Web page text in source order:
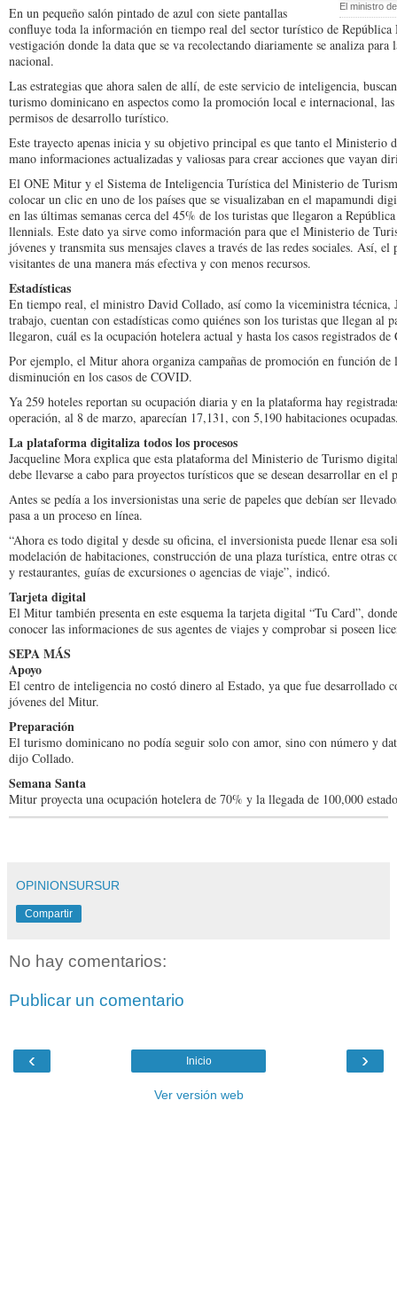
El ministro
En un pequeño salón pin­tado de azul con siete pan­tallas
confluye toda la in­formación en tiempo real del sector turístico de
vestigación donde la da­ta que se va recolectando diariamente se analiza
nacional.
Las estrategias que aho­ra salen de allí, de este ser­vicio de inteligencia,
turismo do­minicano en aspectos co­mo la promoción local e internacional,
permisos de desarrollo turístico.
Este trayecto apenas ini­cia y su objetivo principal es que tanto el Ministerio
mano in­formaciones actualizadas y valiosas para crear accio­nes que vayan
El ONE Mitur y el Sistema de Inteligencia Turística del Ministerio de
colocar un clic en uno de los países que se visuali­zaban en el mapamundi
en las últi­mas semanas cerca del 45% de los turistas que llegaron a
llennials. Este dato ya sirve como información para que el Ministerio de
jóvenes y trans­mita sus mensajes claves a través de las redes socia­les. Así,
visitantes de una manera más efectiva y con menos recursos.
Estadísticas
En tiempo real, el minis­tro David Collado, así co­mo la viceministra técnica,
trabajo, cuentan con estadísticas como quié­nes son los turistas que lle­gan al
llegaron, cuál es la ocupa­ción hotelera actual y has­ta los casos registrados
Por ejemplo, el Mitur aho­ra organiza campañas de promoción en función de
disminución en los casos de COVID.
Ya 259 hoteles reportan su ocupación diaria y en la plataforma hay
operación, al 8 de marzo, aparecían 17,131, con 5,190 habitaciones
La plataforma digitaliza todos los procesos
Jacqueline Mora explica que esta plataforma del Ministerio de Turismo
debe llevarse a cabo para pro­yectos turísticos que se desean desarrollar en el
Antes se pedía a los inver­sionistas una serie de pape­les que debían ser
pasa a un proce­so en línea.
“Ahora es todo digital y des­de su oficina, el inversionis­ta puede llenar esa
modelación de habitacio­nes, construcción de una plaza turística, entre otras
y restauran­tes, guías de excursiones o agencias de viaje”, indicó.
Tarjeta digital
El Mitur también presen­ta en este esquema la tarje­ta digital “Tu Card”,
conocer las in­formaciones de sus agentes de viajes y comprobar si po­seen
SEPA MÁS
Apoyo
El centro de inteligencia no costó dinero al Estado, ya que fue desarrollado
jóvenes del Mitur.
Preparación
El turismo dominicano no podía seguir solo con amor, sino con número y
dijo Collado.
Semana Santa
Mitur proyecta una ocupación hotelera de 70% y la llegada de 100,000
OPINIONSURSUR
Compartir
No hay comentarios:
Publicar un comentario
‹ ›
Inicio
Ver versión web